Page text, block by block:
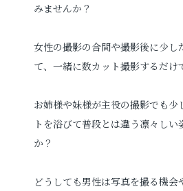
みませんか？
女性の撮影の合間や撮影後に少し
て、一緒に数カット撮影するだけ
お姉様や妹様が主役の撮影でも少
トを浴びて普段とは違う凛々しい
か？
どうしても男性は写真を撮る機会